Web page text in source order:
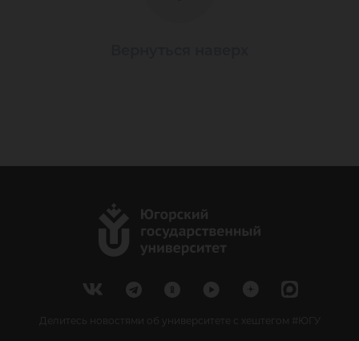
Делитесь новостями об университете с хештегом #ЮГУ